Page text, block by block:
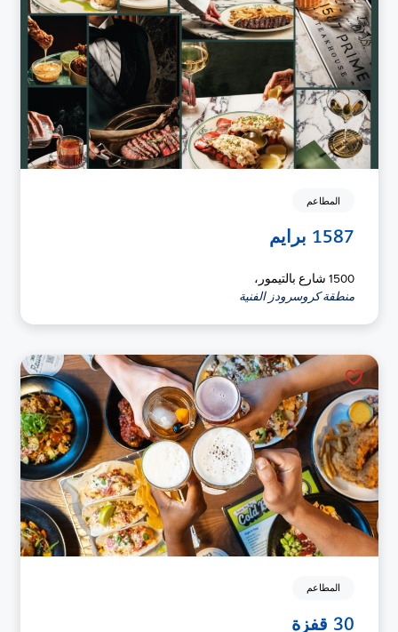
المطاعم
1587 برايم
1500 شارع بالتيمور،
منطقة كروسرودز الفنية
المطاعم
30 قفزة